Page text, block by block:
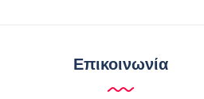
Επικοινωνία